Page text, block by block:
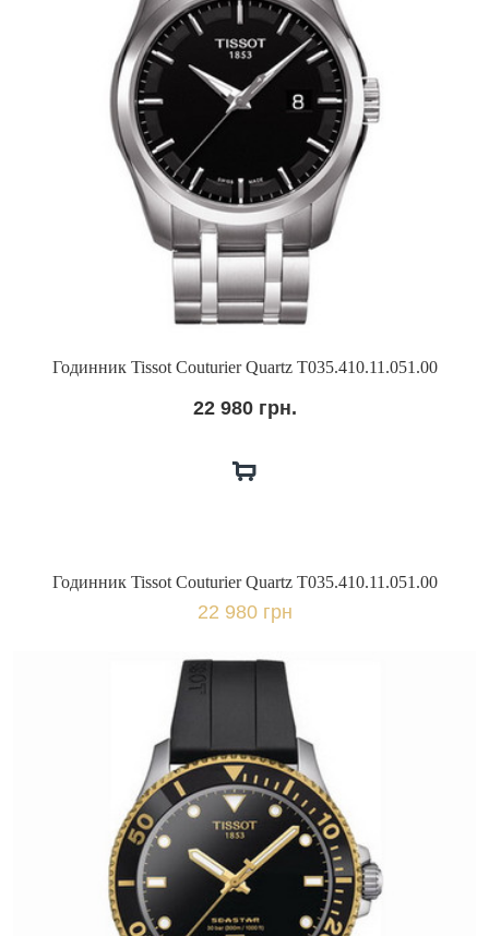
Годинник Tissot Couturier Quartz T035.410.11.051.00
22 980 грн.
Годинник Tissot Couturier Quartz T035.410.11.051.00
22 980 грн